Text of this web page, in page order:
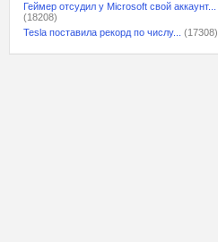
Геймер отсудил у Microsoft свой аккаунт...
(18208)
Tesla поставила рекорд по числу...
(17308)